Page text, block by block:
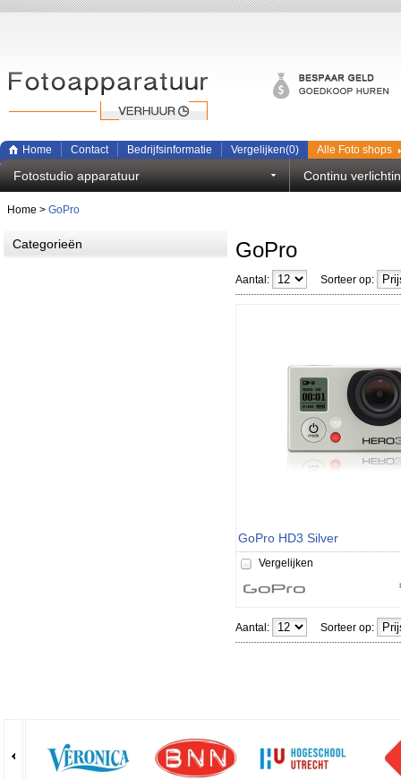
Home Contact Bedrijfsinformatie Vergelijken(0) Alle Foto shops
Fotostudio apparatuur Continu
Home > GoPro
Categorieën GoPro
Aantal: Sorteer op:
GoPro HD3 Silver
Vergelijken
Aantal: Sorteer op: